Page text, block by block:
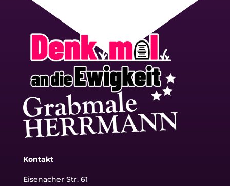
Kontakt
Eisenacher Str. 61